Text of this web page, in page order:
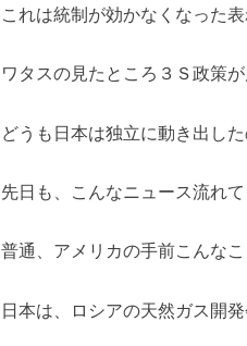
これは統制が効かなくなった表
ワタスの見たところ３Ｓ政策が
どうも日本は独立に動き出した
先日も、こんなニュース流れて
普通、アメリカの手前こんなこ
日本は、ロシアの天然ガス開